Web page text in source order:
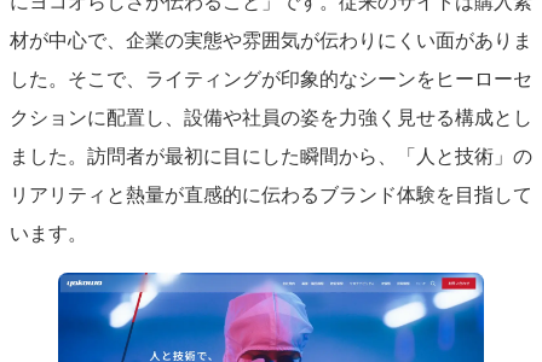
材が中心で、企業の実態や雰囲気が伝わりにくい面がありま
した。そこで、ライティングが印象的なシーンをヒーローセ
クションに配置し、設備や社員の姿を力強く見せる構成とし
ました。訪問者が最初に目にした瞬間から、「人と技術」の
リアリティと熱量が直感的に伝わるブランド体験を目指して
います。